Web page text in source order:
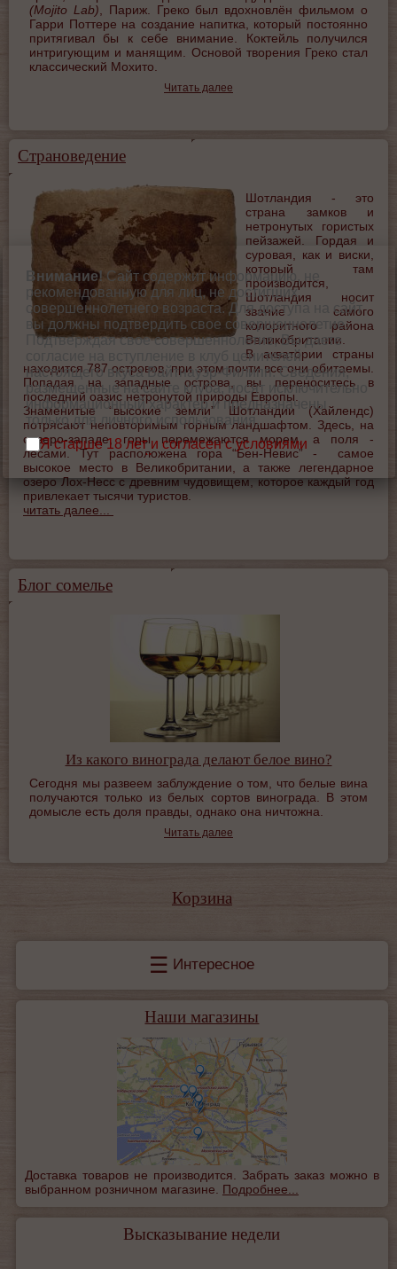
(Mojito Lab) , Париж. Греко был вдохновлён фильмом о
Гарри Поттере на создание напитка, который постоянно
притягивал бы к себе внимание. Коктейль получился
интригующим и манящим. Основой творения Греко стал
классический Мохито.
Читать далее
Страноведение
Шотландия - это
страна замков и
нетронутых гористых
пейзажей. Гордая и
суровая, как и виски,
который там
производится,
Шотландия носит
звание самого
колоритного района
Великобритании.
В акватории страны
находится 787 островов, при этом почти все они обитаемы.
Попадая на западные острова, вы переноситесь в
последний оазис нетронутой природы Европы.
Знаменитые “высокие земли” Шотландии (Хайлендс)
потрясают неповторимым горным ландшафтом. Здесь, на
северо-западе, горы перемежаются морем, а поля -
лесами. Тут расположена гора “Бен-Невис” - самое
высокое место в Великобритании, а также легендарное
озеро Лох-Несс с древним чудовищем, которое каждый год
привлекает тысячи туристов.
читать далее...
Блог сомелье
Из какого винограда делают белое вино?
Сегодня мы развеем заблуждение о том, что белые вина
получаются только из белых сортов винограда. В этом
домысле есть доля правды, однако она ничтожна.
Читать далее
Корзина
☰ Интересное
Наши магазины
Доставка товаров не производится. Забрать заказ можно в
выбранном розничном магазине. Подробнее...
Высказывание недели
Внимание! Сайт содержит информацию, не
рекомендованную для лиц, не достигших
совершеннолетнего возраста. Для доступа на сайт
вы должны подтвердить свое совершеннолетие.
Подтверждая свое совершеннолетие, Вы даете
согласие на вступление в клуб ценителей
настоящего вкуса Вайтнауэр-Филипп. Сведения,
размещенные на сайте клуба, носят исключительно
информационный характер и предназначены
только для личного использования.
Я старше 18 лет и согласен с условиями
использования сайта.